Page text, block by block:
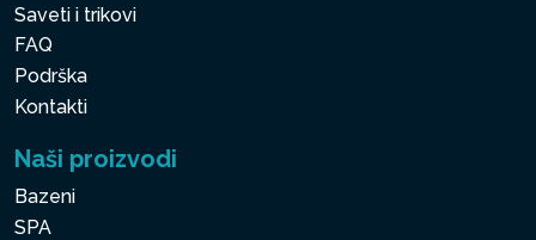
Saveti i trikovi
FAQ
Podrška
Kontakti
Naši proizvodi
Bazeni
SPA